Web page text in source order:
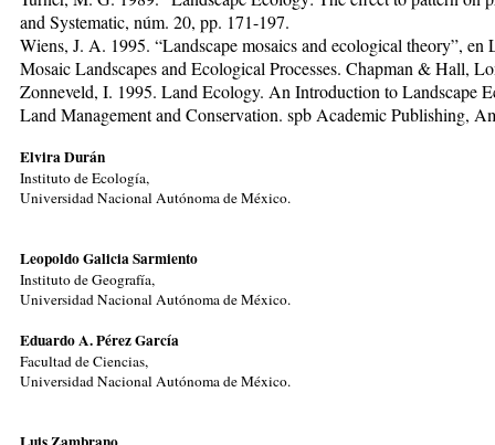
and Systematic, núm. 20, pp. 171-197.
Wiens, J. A. 1995. “Landscape mosaics and ecological theory”,
Mosaic Landscapes and Ecological Processes. Chapman & Hall,
Zonneveld, I. 1995. Land Ecology. An Introduction to Landscape
Land Management and Conservation. spb Academic Publishing,
Elvira Durán
Instituto de Ecología,
Universidad Nacional Autónoma de México.
Leopoldo Galicia Sarmiento
Instituto de Geografía,
Universidad Nacional Autónoma de México.
Eduardo A. Pérez García
Facultad de Ciencias,
Universidad Nacional Autónoma de México.